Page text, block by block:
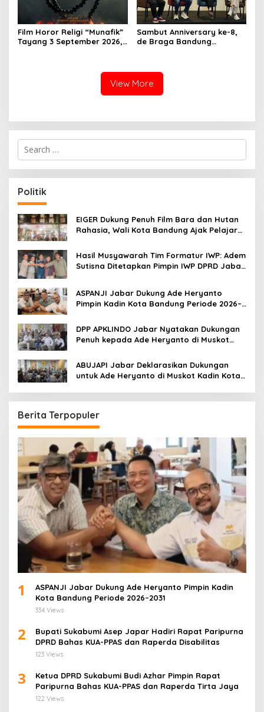
Film Horor Religi “Munafik”
Tayang 3 September 2026,
Sambut Anniversary ke-8,
de Braga Bandung
View More
S
r
c
h
f
o
r
:
Politik
EIGER Dukung Penuh Film Bara dan Hutan
Rahasia, Wali Kota Bandung Ajak Pelajar
Hasil Musyawarah Tim Formatur IWP: Adem
Sutisna Ditetapkan Pimpin IWP DPRD Jabar
ASPANJI Jabar Dukung Ade Heryanto
Pimpin Kadin Kota Bandung Periode 2026–
DPP APKLINDO Jabar Nyatakan Dukungan
Penuh kepada Ade Heryanto di Muskot
ABUJAPI Jabar Deklarasikan Dukungan
untuk Ade Heryanto di Muskot Kadin Kota
Berita Terpopuler
1
ASPANJI Jabar Dukung Ade Heryanto Pimpin Kadin
Kota Bandung Periode 2026–2031
334 Views
2
Bupati Sukabumi Asep Japar Hadiri Rapat Paripurna
DPRD Bahas KUA-PPAS dan Raperda Disabilitas
123 Views
3
Ketua DPRD Sukabumi Budi Azhar Pimpin Rapat
Paripurna Bahas KUA-PPAS dan Raperda Tirta Jaya
122 Views